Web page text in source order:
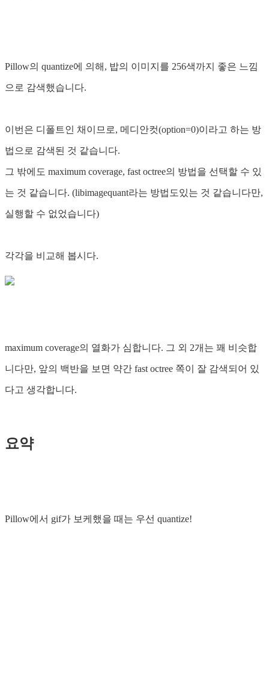
Pillow의 quantize에 의해, 밥의 이미지를 256색까지 좋은 느낌
으로 감색했습니다.
이번은 디폴트인 채이므로, 메디안컷(option=0)이라고 하는 방
법으로 감색된 것 같습니다.
그 밖에도 maximum coverage, fast octree의 방법을 선택할 수 있
는 것 같습니다. (libimagequant라는 방법도있는 것 같습니다만,
실행할 수 없었습니다)
각각을 비교해 봅시다.
maximum coverage의 열화가 심합니다. 그 외 2개는 꽤 비슷합
니다만, 앞의 백반을 보면 약간 fast octree 쪽이 잘 감색되어 있
다고 생각합니다.
요약
Pillow에서 gif가 보케했을 때는 우선 quantize!